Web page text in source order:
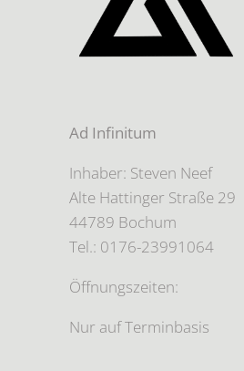
Ad Infinitum
Inhaber: Steven Neef
Alte Hattinger Straße 29
44789 Bochum
Tel.: 0176-23991064
Öffnungszeiten:
Nur auf Terminbasis